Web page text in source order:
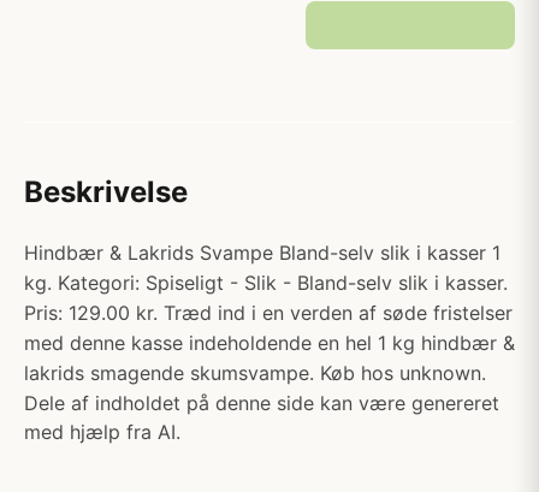
Beskrivelse
Hindbær & Lakrids Svampe Bland-selv slik i kasser 1
kg. Kategori: Spiseligt - Slik - Bland-selv slik i kasser.
Pris: 129.00 kr. Træd ind i en verden af søde fristelser
med denne kasse indeholdende en hel 1 kg hindbær &
lakrids smagende skumsvampe. Køb hos unknown.
Dele af indholdet på denne side kan være genereret
med hjælp fra AI.